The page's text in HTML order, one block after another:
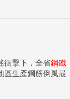
衝擊下，全省鋼鐵
區生產鋼筋倒風最